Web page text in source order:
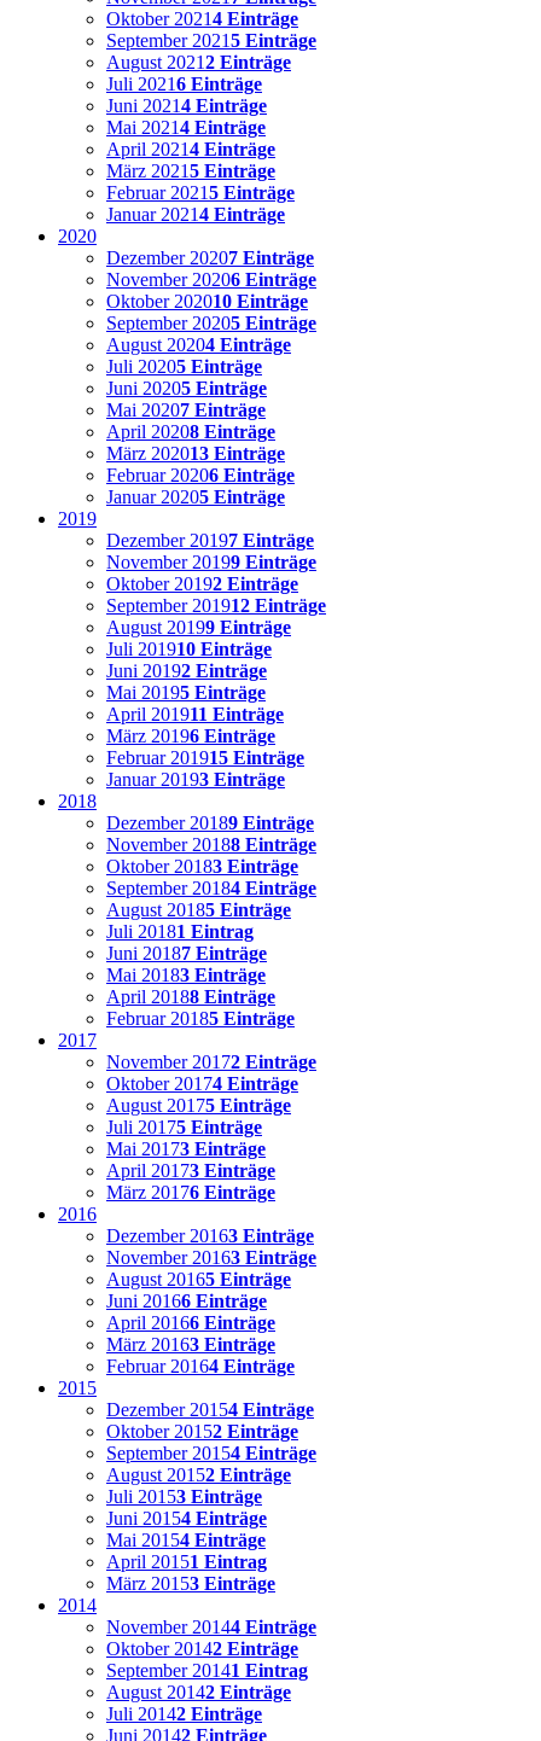
Oktober 20214 Einträge
September 20215 Einträge
August 20212 Einträge
Juli 20216 Einträge
Juni 20214 Einträge
Mai 20214 Einträge
April 20214 Einträge
März 20215 Einträge
Februar 20215 Einträge
Januar 20214 Einträge
2020
Dezember 20207 Einträge
November 20206 Einträge
Oktober 202010 Einträge
September 20205 Einträge
August 20204 Einträge
Juli 20205 Einträge
Juni 20205 Einträge
Mai 20207 Einträge
April 20208 Einträge
März 202013 Einträge
Februar 20206 Einträge
Januar 20205 Einträge
2019
Dezember 20197 Einträge
November 20199 Einträge
Oktober 20192 Einträge
September 201912 Einträge
August 20199 Einträge
Juli 201910 Einträge
Juni 20192 Einträge
Mai 20195 Einträge
April 201911 Einträge
März 20196 Einträge
Februar 201915 Einträge
Januar 20193 Einträge
2018
Dezember 20189 Einträge
November 20188 Einträge
Oktober 20183 Einträge
September 20184 Einträge
August 20185 Einträge
Juli 20181 Eintrag
Juni 20187 Einträge
Mai 20183 Einträge
April 20188 Einträge
Februar 20185 Einträge
2017
November 20172 Einträge
Oktober 20174 Einträge
August 20175 Einträge
Juli 20175 Einträge
Mai 20173 Einträge
April 20173 Einträge
März 20176 Einträge
2016
Dezember 20163 Einträge
November 20163 Einträge
August 20165 Einträge
Juni 20166 Einträge
April 20166 Einträge
März 20163 Einträge
Februar 20164 Einträge
2015
Dezember 20154 Einträge
Oktober 20152 Einträge
September 20154 Einträge
August 20152 Einträge
Juli 20153 Einträge
Juni 20154 Einträge
Mai 20154 Einträge
April 20151 Eintrag
März 20153 Einträge
2014
November 20144 Einträge
Oktober 20142 Einträge
September 20141 Eintrag
August 20142 Einträge
Juli 20142 Einträge
Juni 20142 Einträge